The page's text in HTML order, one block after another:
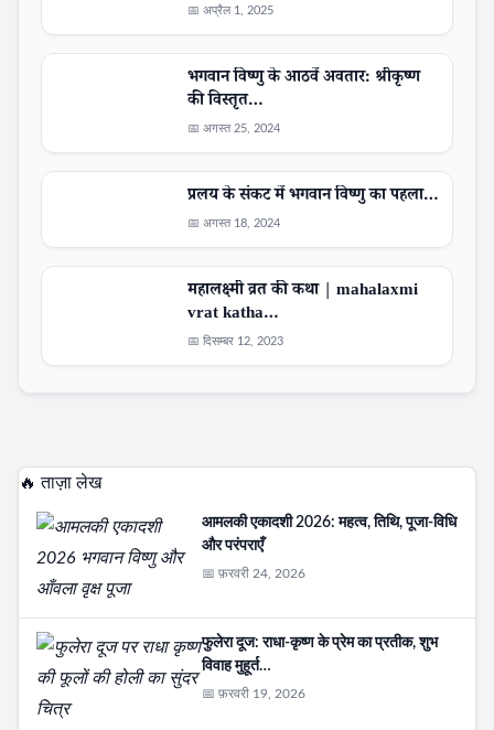
📅 अप्रैल 1, 2025
भगवान विष्णु के आठवें अवतार: श्रीकृष्ण
की विस्तृत…
📅 अगस्त 25, 2024
प्रलय के संकट में भगवान विष्णु का पहला…
📅 अगस्त 18, 2024
महालक्ष्मी व्रत की कथा | mahalaxmi
vrat katha…
📅 दिसम्बर 12, 2023
🔥 ताज़ा लेख
आमलकी एकादशी 2026: महत्व, तिथि, पूजा-विधि
और परंपराएँ
📅 फ़रवरी 24, 2026
फुलेरा दूज: राधा-कृष्ण के प्रेम का प्रतीक, शुभ
विवाह मुहूर्त…
📅 फ़रवरी 19, 2026